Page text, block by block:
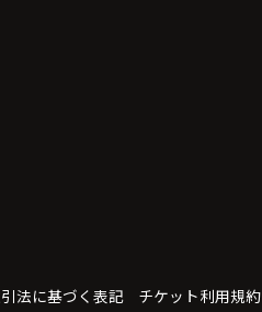
法に基づく表記 チケット利用規約